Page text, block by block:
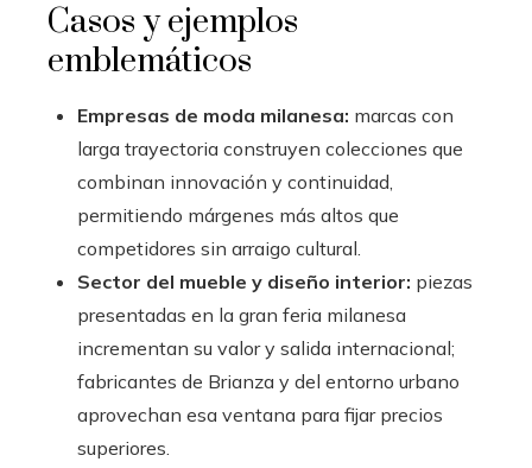
Casos y ejemplos
emblemáticos
Empresas de moda milanesa: marcas con
larga trayectoria construyen colecciones que
combinan innovación y continuidad,
permitiendo márgenes más altos que
competidores sin arraigo cultural.
Sector del mueble y diseño interior: piezas
presentadas en la gran feria milanesa
incrementan su valor y salida internacional;
fabricantes de Brianza y del entorno urbano
aprovechan esa ventana para fijar precios
superiores.